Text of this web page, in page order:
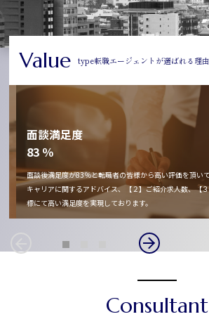
Value type転職エージェントが選ばれる理由
面談満足度
83 ％
面談後満足度が83％と転職者の皆様から高い評価を頂い
キャリアに関するアドバイス、【２】ご紹介求人数、【
標にて高い満足度を実現しております。
Consultant